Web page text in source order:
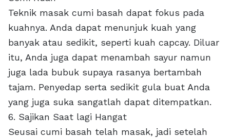
Teknik masak cumi basah dapat fokus pada
kuahnya. Anda dapat menunjuk kuah yang
banyak atau sedikit, seperti kuah capcay. Diluar
itu, Anda juga dapat menambah sayur namun
juga lada bubuk supaya rasanya bertambah
tajam. Penyedap serta sedikit gula buat Anda
yang juga suka sangatlah dapat ditempatkan.
6. Sajikan Saat lagi Hangat
Seusai cumi basah telah masak, jadi setelah